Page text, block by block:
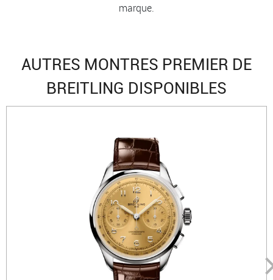
marque.
AUTRES MONTRES PREMIER DE
BREITLING DISPONIBLES